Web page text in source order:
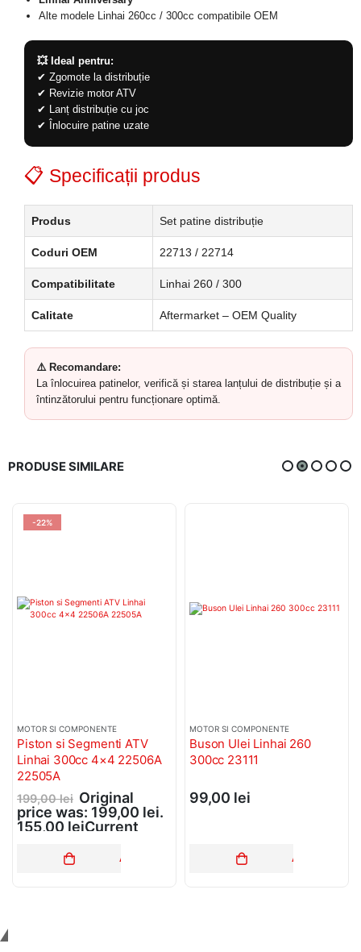
Alte modele Linhai 260cc / 300cc compatibile OEM
💥 Ideal pentru:
✔ Zgomote la distribuție
✔ Revizie motor ATV
✔ Lanț distribuție cu joc
✔ Înlocuire patine uzate
📋 Specificații produs
Produs Set patine distribuție
Coduri OEM 22713 / 22714
Compatibilitate Linhai 260 / 300
Calitate Aftermarket – OEM Quality
⚠️ Recomandare:
La înlocuirea patinelor, verifică și starea lanțului de distribuție și a
întinzătorului pentru funcționare optimă.
PRODUSE SIMILARE
MOTOR SI COMPONENTE
Buson Ulei Linhai 260
300cc 23111
99,00lei
ADAUGĂ ÎN COȘ
MOTOR SI COMPONENTE
Pompa Benzina Atv Linhai
260 300cc
95,00 lei
ADAUGĂ ÎN